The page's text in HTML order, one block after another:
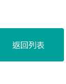
返回列表